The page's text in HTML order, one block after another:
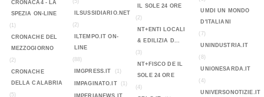
CRONACA4 - LA
SPEZIA ON-LINE
(1)
CRONACHE DEL
MEZZOGIORNO
(2)
CRONACHE
DELLA CALABRIA
(5)
(5)
ILSUSSIDIARIO.NET
(2)
ILTEMPO.IT ON-
LINE
(88)
IMGPRESS.IT
(1)
IMPAGINATO.IT (1)
IL SOLE 24 ORE
(2)
NT+ENTI LOCALI
& EDILIZIA D...
(3)
NT+FISCO DE IL
SOLE 24 ORE
(4)
UMDI UN MONDO
D'ITALIANI
(7)
UNINDUSTRIA.IT
(8)
UNIONESARDA.IT
(4)
UNIVERSONOTIZIE.IT